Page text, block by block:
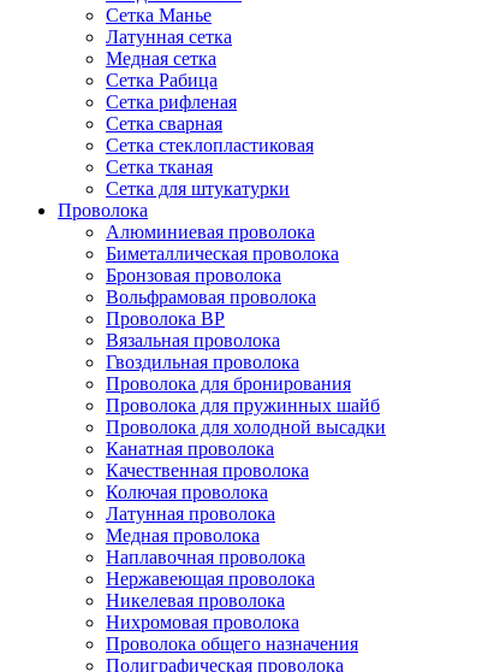
Сетка Манье
Латунная сетка
Медная сетка
Сетка Рабица
Сетка рифленая
Сетка сварная
Сетка стеклопластиковая
Сетка тканая
Сетка для штукатурки
Проволока
Алюминиевая проволока
Биметаллическая проволока
Бронзовая проволока
Вольфрамовая проволока
Проволока ВР
Вязальная проволока
Гвоздильная проволока
Проволока для бронирования
Проволока для пружинных шайб
Проволока для холодной высадки
Канатная проволока
Качественная проволока
Колючая проволока
Латунная проволока
Медная проволока
Наплавочная проволока
Нержавеющая проволока
Никелевая проволока
Нихромовая проволока
Проволока общего назначения
Полиграфическая проволока